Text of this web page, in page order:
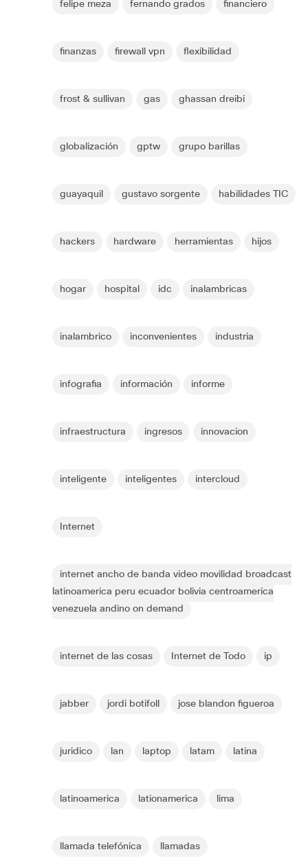
felipe meza fernando grados financiero
finanzas firewall vpn flexibilidad
frost & sullivan gas ghassan dreibi
globalización gptw grupo barillas
guayaquil gustavo sorgente habilidades TIC
hackers hardware herramientas hijos
hogar hospital idc inalambricas
inalambrico inconvenientes industria
infografia información informe
infraestructura ingresos innovacion
inteligente inteligentes intercloud
Internet
internet ancho de banda video movilidad broadcast
latinoamerica peru ecuador bolivia centroamerica
venezuela andino on demand
internet de las cosas Internet de Todo ip
jabber jordi botifoll jose blandon figueroa
juridico lan laptop latam latina
latinoamerica lationamerica lima
llamada telefónica llamadas